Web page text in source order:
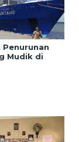
Mudik di